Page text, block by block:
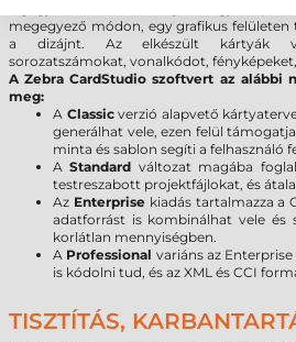
megegyező módon, egy grafikus felületen
a dizájnt. Az elkészült kártyák
sorozatszámokat, vonalkódot,
A Zebra CardStudio szoftvert az alábbi
meg:
A Classicverzió alapvető
generálhat vele, ezen felül
minta és sablon segíti a felhasználó
AStandard változat magába
testreszabott projektfájlokat, és
Az Enterprise kiadás tartalmazza a
adatforrást is kombinálhat vele és
korlátlan mennyiségben.
A Professional variáns az
is kódolni tud, és az XML és CCI
TISZTÍTÁS,